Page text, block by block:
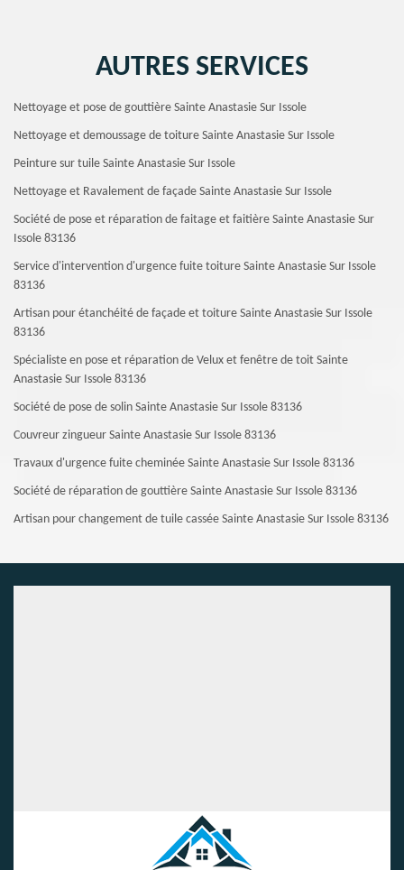
AUTRES SERVICES
Nettoyage et pose de gouttière Sainte Anastasie Sur Issole
Nettoyage et demoussage de toiture Sainte Anastasie Sur Issole
Peinture sur tuile Sainte Anastasie Sur Issole
Nettoyage et Ravalement de façade Sainte Anastasie Sur Issole
Société de pose et réparation de faitage et faitière Sainte Anastasie Sur
Issole 83136
Service d'intervention d'urgence fuite toiture Sainte Anastasie Sur Issole
83136
Artisan pour étanchéité de façade et toiture Sainte Anastasie Sur Issole
83136
Spécialiste en pose et réparation de Velux et fenêtre de toit Sainte
Anastasie Sur Issole 83136
Société de pose de solin Sainte Anastasie Sur Issole 83136
Couvreur zingueur Sainte Anastasie Sur Issole 83136
Travaux d'urgence fuite cheminée Sainte Anastasie Sur Issole 83136
Société de réparation de gouttière Sainte Anastasie Sur Issole 83136
Artisan pour changement de tuile cassée Sainte Anastasie Sur Issole 83136